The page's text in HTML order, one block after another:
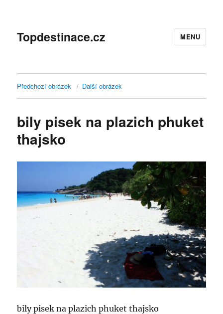
Topdestinace.cz MENU
Předchozí obrázek Další obrázek
bily pisek na plazich phuket
thajsko
bily pisek na plazich phuket thajsko